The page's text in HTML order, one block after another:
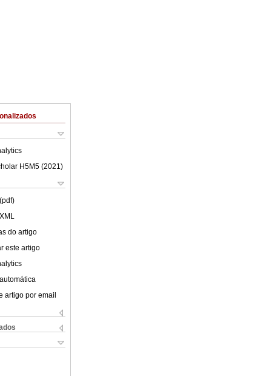
H5M5 (2021 )
do artigo
este artigo
artigo por email